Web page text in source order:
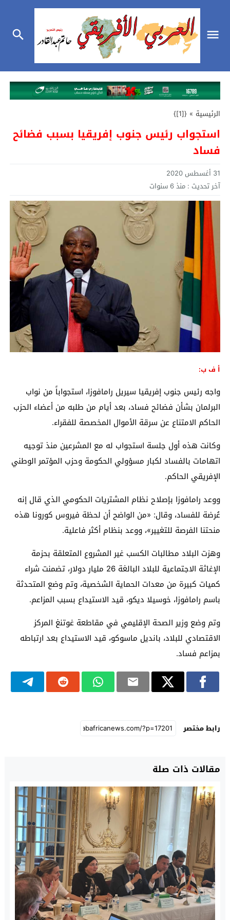
الرئيسية »
{[1]}
استجواب رئيس جنوب إفريقيا بسبب فضائح
فساد
31 أغسطس 2020
آخر تحديث : منذ 6 سنوات
أ ف ب:
واجه رئيس جنوب إفريقيا سيريل رامافوزا، استجواباً من نواب
البرلمان بشأن فضائح فساد، بعد أيام من طلبه من أعضاء الحزب
الحاكم الامتناع عن سرقة الأموال المخصصة للفقراء.
وكانت هذه أول جلسة استجواب له مع المشرعين منذ توجيه
اتهامات بالفساد لكبار مسؤولي الحكومة وحزب المؤتمر الوطني
الإفريقي الحاكم.
ووعد رامافوزا بإصلاح نظام المشتريات الحكومي الذي قال إنه
عُرضة للفساد، وقال: «من الواضح أن لحظة فيروس كورونا هذه
منحتنا الفرصة للتغيير»، ووعد بنظام أكثر فاعلية.
وهزت البلاد مطالبات الكسب غير المشروع المتعلقة بحزمة
الإغاثة الاجتماعية للبلاد البالغة 26 مليار دولار، تضمنت شراء
كميات كبيرة من معدات الحماية الشخصية، وتم وضع المتحدثة
باسم رامافوزا، خوسيلا ديكو، قيد الاستيداع بسبب المزاعم.
وتم وضع وزير الصحة الإقليمي في مقاطعة غوتنغ المركز
الاقتصادي للبلاد، بانديل ماسوكو، قيد الاستيداع بعد ارتباطه
بمزاعم فساد.
رابط مختصر
مقالات ذات صلة